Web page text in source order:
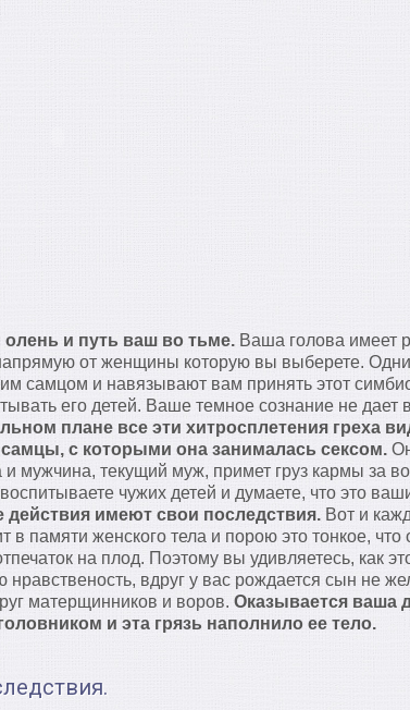
и путь ваш во тьме. Ваша голова имеет
напрямую от женщины которую вы выберете.
самцом и навязывают вам принять этот
его детей. Ваше темное сознание не дает
плане все эти хитросплетения греха
с которыми она занималась сексом.
и мужчина, текущий муж, примет груз кармы за
чужих детей и думаете, что это
действия имеют свои последствия. Вот и
в памяти женского тела и порою это тонкое, что
на плод. Поэтому вы удивляетесь, как
вдруг у вас рождается сын не
матерщинников и воров. Оказывается ваша
и эта грязь наполнило ее тело.